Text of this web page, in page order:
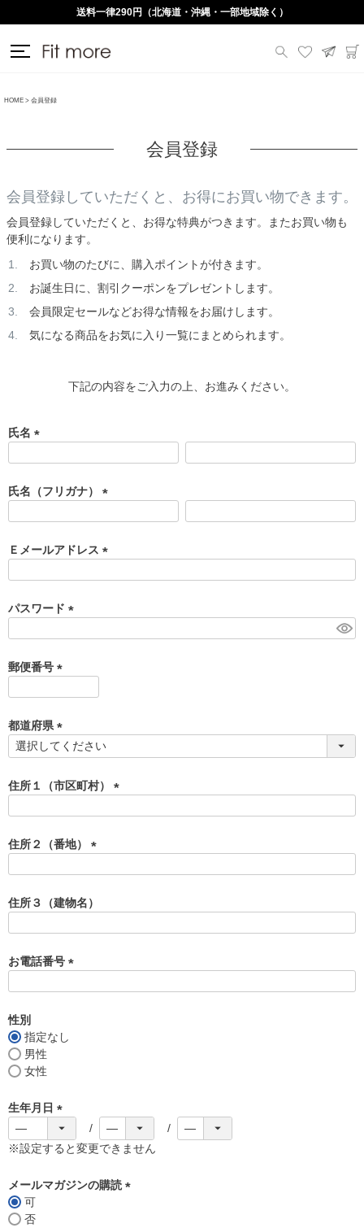
送料一律290円（北海道・沖縄・一部地域除く）
HOME 会員登録
会員登録
会員登録していただくと、お得にお買い物できます。
会員登録していただくと、お得な特典がつきます。またお買い物も
便利になります。
お買い物のたびに、購入ポイントが付きます。
お誕生日に、割引クーポンをプレゼントします。
会員限定セールなどお得な情報をお届けします。
気になる商品をお気に入り一覧にまとめられます。
下記の内容をご入力の上、お進みください。
氏名
須
)
氏名（フリガナ）
須
)
Ｅメールアドレス
)
パスワード
)
郵便番号
須
)
都道府県
(
須
)
住所１（市区町村）
)
住所２（番地）
須
)
住所３（建物名）
お電話番号
性別
指定なし
男性
女性
生年月日
(
必
)
※設定すると変更できません
メールマガジンの購読
可
否